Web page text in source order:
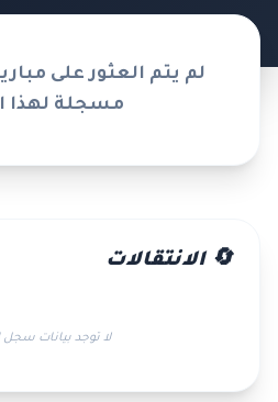
لم يتم العثور على
مسجلة لهذا
🔄 الانتقالات
لا توجد بيانات سجل